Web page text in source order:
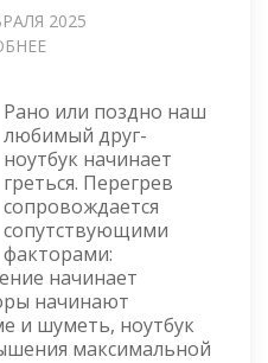
2025
Рано или поздно наш
любимый друг-
ноутбук начинает
греться. Перегрев
сопровождается
сопутствующими
факторами:
начинает
начинают
и шуметь, ноутбук
максимальной